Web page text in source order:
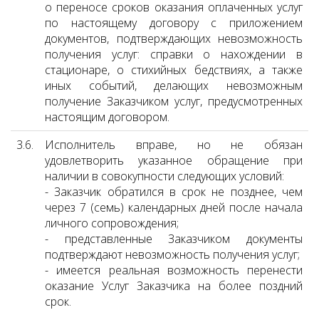
о переносе сроков оказания оплаченных услуг
по настоящему договору с приложением
документов, подтверждающих невозможность
получения услуг: справки о нахождении в
стационаре, о стихийных бедствиях, а также
иных событий, делающих невозможным
получение Заказчиком услуг, предусмотренных
настоящим договором.
3.6.
Исполнитель вправе, но не обязан
удовлетворить указанное обращение при
наличии в совокупности следующих условий:
- Заказчик обратился в срок не позднее, чем
через 7 (семь) календарных дней после начала
личного сопровождения;
- представленные Заказчиком документы
подтверждают невозможность получения услуг;
- имеется реальная возможность перенести
оказание Услуг Заказчика на более поздний
срок.